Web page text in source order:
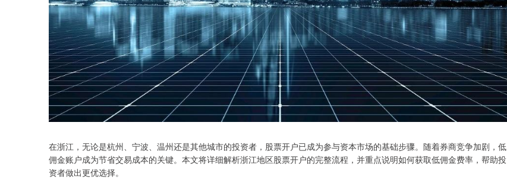
在浙江，无论是杭州、宁波、温州还是其他城市的投资者，股票开户已成为参与资本市场的基础步骤。随着券商竞争加剧，低
佣金账户成为节省交易成本的关键。本文将详细解析浙江地区股票开户的完整流程，并重点说明如何获取低佣金费率，帮助投
资者做出更优选择。